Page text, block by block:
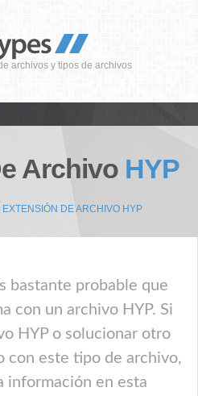
archivos y tipos de archivos
Archivo HYP
EXTENSIÓN DE ARCHIVO HYP
bastante probable que
con un archivo HYP. Si
HYP o solucionar otro
con este tipo de archivo,
información en esta